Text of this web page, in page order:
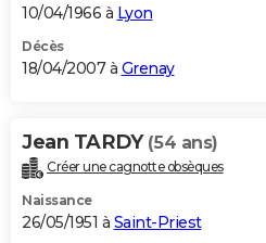
10/04/1966 à Lyon
Décès
18/04/2007 à Grenay
Jean TARDY (54 ans)
Créer une cagnotte obsèques
Naissance
26/05/1951 à Saint-Priest